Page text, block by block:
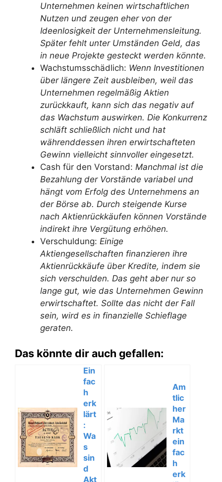
Unternehmen keinen wirtschaftlichen
Nutzen und zeugen eher von der
Ideenlosigkeit der Unternehmensleitung.
Später fehlt unter Umständen Geld, das
in neue Projekte gesteckt werden könnte.
Wachstumsschädlich: Wenn Investitionen
über längere Zeit ausbleiben, weil das
Unternehmen regelmäßig Aktien
zurückkauft, kann sich das negativ auf
das Wachstum auswirken. Die Konkurrenz
schläft schließlich nicht und hat
währenddessen ihren erwirtschafteten
Gewinn vielleicht sinnvoller eingesetzt.
Cash für den Vorstand: Manchmal ist die
Bezahlung der Vorstände variabel und
hängt vom Erfolg des Unternehmens an
der Börse ab. Durch steigende Kurse
nach Aktienrückkäufen können Vorstände
indirekt ihre Vergütung erhöhen.
Verschuldung: Einige
Aktiengesellschaften finanzieren ihre
Aktienrückkäufe über Kredite, indem sie
sich verschulden. Das geht aber nur so
lange gut, wie das Unternehmen Gewinn
erwirtschaftet. Sollte das nicht der Fall
sein, wird es in finanzielle Schieflage
geraten.
Das könnte dir auch gefallen:
Ein
fac
h
erk
lärt
:
Wa
s
sin
d
Akt
Am
tlic
her
Ma
rkt
ein
fac
h
erk